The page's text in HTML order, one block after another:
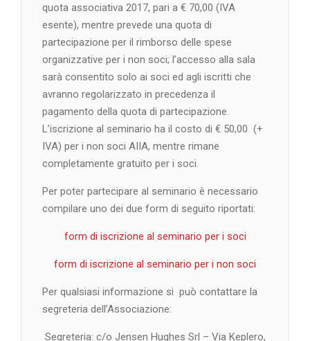
quota associativa 2017, pari a € 70,00 (IVA
esente), mentre prevede una quota di
partecipazione per il rimborso delle spese
organizzative per i non soci; l’accesso alla sala
sarà consentito solo ai soci ed agli iscritti che
avranno regolarizzato in precedenza il
pagamento della quota di partecipazione.
L’iscrizione al seminario ha il costo di € 50,00 (+
IVA) per i non soci AIIA, mentre rimane
completamente gratuito per i soci.
Per poter partecipare al seminario è necessario
compilare uno dei due form di seguito riportati:
form di iscrizione al seminario per i soci
form di iscrizione al seminario per i non soci
Per qualsiasi informazione si può contattare la
segreteria dell’Associazione:
Segreteria: c/o Jensen Hughes Srl – Via Keplero,